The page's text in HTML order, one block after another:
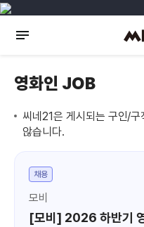
영화인 JOB
씨네21은 게시되는 구인/
않습니다.
채용
모비
[모비] 2026 하반기